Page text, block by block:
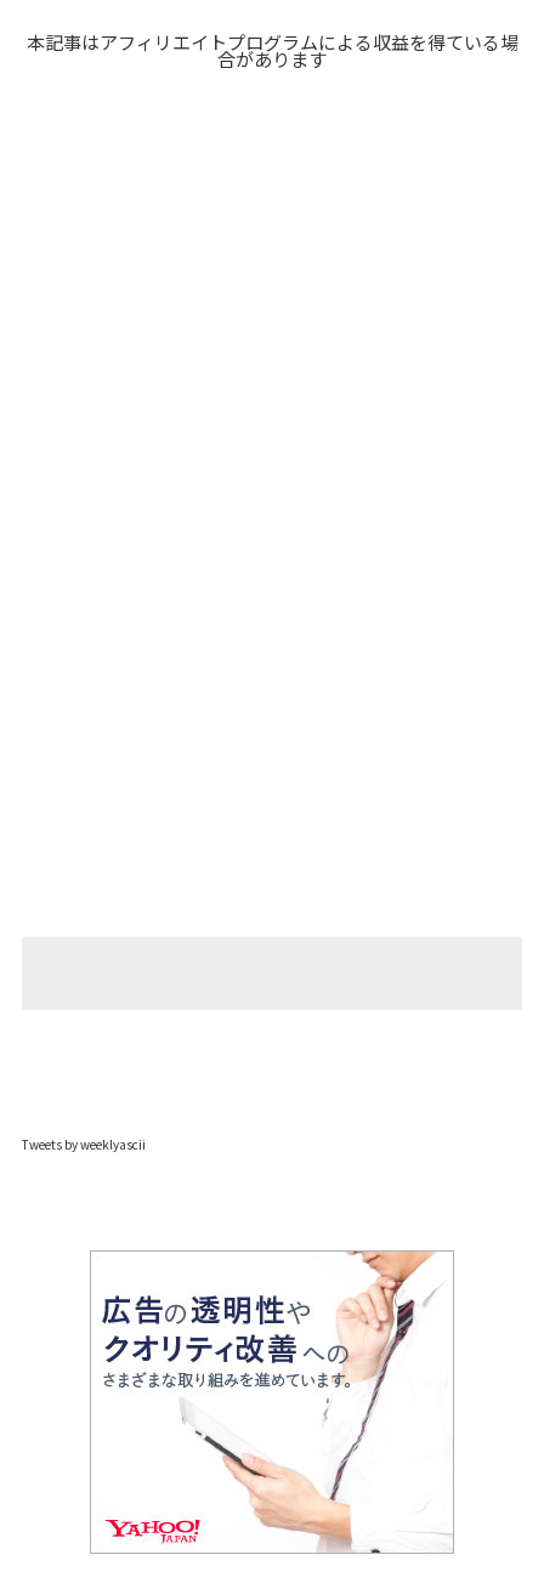
本記事はアフィリエイトプログラムによる収益を得ている場
合があります
Tweets by weeklyascii